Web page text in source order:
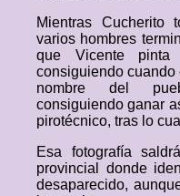
Mientras Cucherito
varios hombres
que Vicente
consiguiendo cuando
nombre del
consiguiendo ganar
pirotécnico, tras lo
Esa fotografía
provincial donde
desaparecido,